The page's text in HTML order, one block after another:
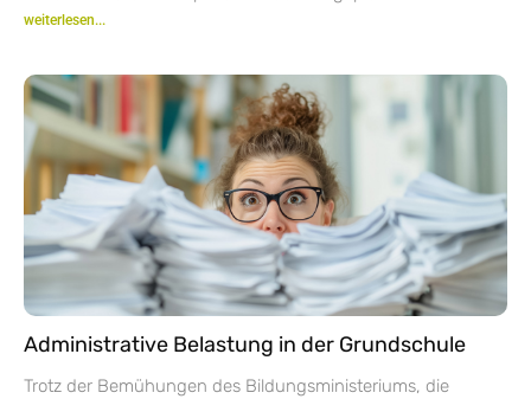
weiterlesen...
Administrative Belastung in der Grundschule
Trotz der Bemühungen des Bildungsministeriums, die